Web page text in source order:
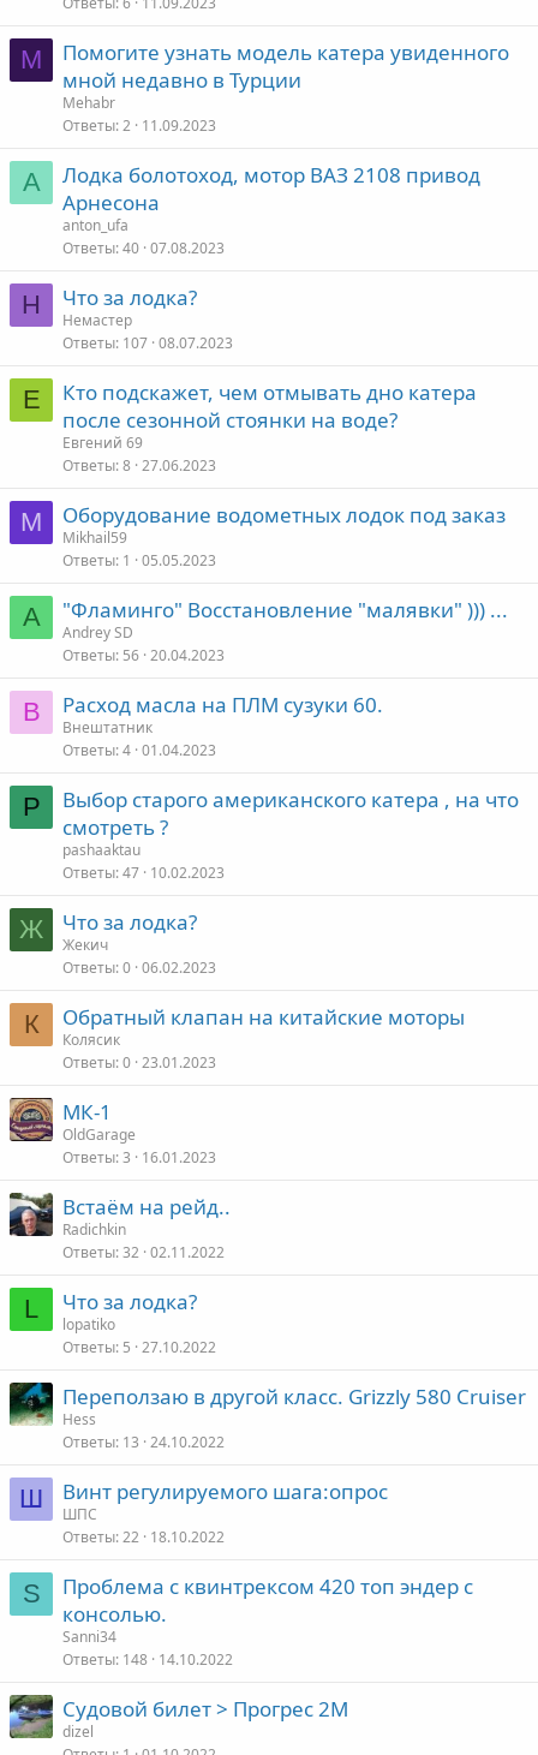
M
Помогите узнать модель катера увиденного
мной недавно в Турции
Mehabr
Ответы 2 11.09.2023
A
Лодка болотоход, мотор ВАЗ 2108 привод
Арнесона
anton_ufa
Ответы 40 07.08.2023
Н Что за лодка?
Немастер
Ответы 107 08.07.2023
Е
Кто подскажет, чем отмывать дно катера
после сезонной стоянки на воде?
Евгений 69
Ответы 8 27.06.2023
M Оборудование водометных лодок под заказ
Mikhail59
Ответы 1 05.05.2023
A "Фламинго" Восстановление "малявки" ))) ...
Andrey SD
Ответы 56 20.04.2023
В Расход масла на ПЛМ сузуки 60.
Внештатник
Ответы 4 01.04.2023
P
Выбор старого американского катера , на что
смотреть ?
pashaaktau
Ответы 47 10.02.2023
Ж Что за лодка?
Жекич
Ответы 0 06.02.2023
К Обратный клапан на китайские моторы
Колясик
Ответы 0 23.01.2023
МК-1
OldGarage
Ответы 3 16.01.2023
Встаём на рейд..
Radichkin
Ответы 32 02.11.2022
L Что за лодка?
lopatiko
Ответы 5 27.10.2022
Переползаю в другой класс. Grizzly 580 Cruiser
Hess
Ответы 13 24.10.2022
Ш Винт регулируемого шага:опрос
ШПС
Ответы 22 18.10.2022
S
Проблема с квинтрексом 420 топ эндер с
консолью.
Sanni34
Ответы 148 14.10.2022
Судовой билет > Прогрес 2М
dizel